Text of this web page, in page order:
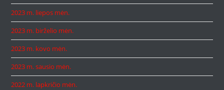
2023 m. liepos mėn.
2023 m. birželio mėn.
2023 m. kovo mėn.
2023 m. sausio mėn.
2022 m. lapkričio mėn.